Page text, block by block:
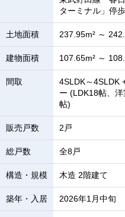
ターミナル」停
土地面積 237.95m² ～
建物面積 107.65m² ～
間取
4SLDK～4SLDK
ー (LDK18帖、
帖)
販売戸数 2戸
総戸数 全8戸
構造・規模 木造 2階建て
築年・入居 2026年1月中旬